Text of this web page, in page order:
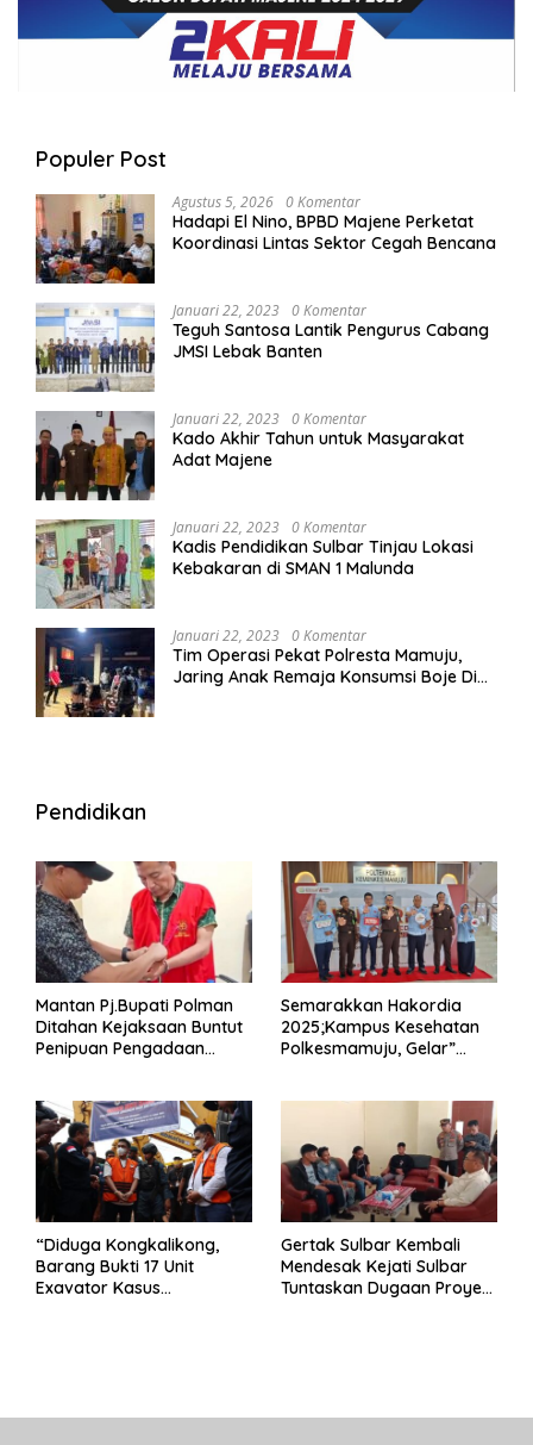
Populer Post
Agustus 5, 2026 0 Komentar
Hadapi El Nino, BPBD Majene Perketat
Koordinasi Lintas Sektor Cegah Bencana
Januari 22, 2023 0 Komentar
Teguh Santosa Lantik Pengurus Cabang
JMSI Lebak Banten
Januari 22, 2023 0 Komentar
Kado Akhir Tahun untuk Masyarakat
Adat Majene
Januari 22, 2023 0 Komentar
Kadis Pendidikan Sulbar Tinjau Lokasi
Kebakaran di SMAN 1 Malunda
Januari 22, 2023 0 Komentar
Tim Operasi Pekat Polresta Mamuju,
Jaring Anak Remaja Konsumsi Boje Di
Pendidikan
Mantan Pj.Bupati Polman
Ditahan Kejaksaan Buntut
Penipuan Pengadaan
Semarakkan Hakordia
2025;Kampus Kesehatan
Polkesmamuju, Gelar”
“Diduga Kongkalikong,
Barang Bukti 17 Unit
Exavator Kasus
Gertak Sulbar Kembali
Mendesak Kejati Sulbar
Tuntaskan Dugaan Proyek